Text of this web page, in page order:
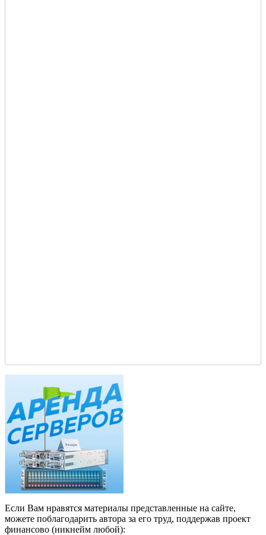
Если Вам нравятся материалы представленные на сайте,
можете поблагодарить автора за его труд, поддержав проект
финансово (никнейм любой):